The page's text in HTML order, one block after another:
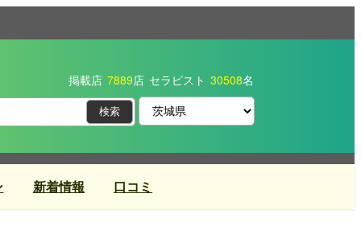
掲載店 7889店 セラピスト 30508名
新着情報 口コミ